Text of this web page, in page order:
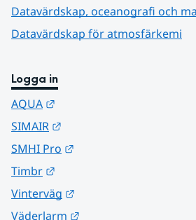
Datavärdskap, oceanografi och
Datavärdskap för atmosfärkemi
Logga in
AQUA
SIMAIR
SMHI Pro
Timbr
Vinterväg
Väderlarm